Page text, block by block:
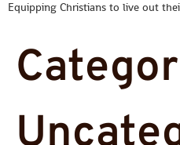
Equipping Christians to live out